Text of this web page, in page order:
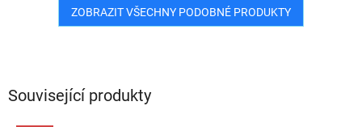
Související produkty
ZOBRAZIT VŠECHNY PODOBNÉ PRODUKTY